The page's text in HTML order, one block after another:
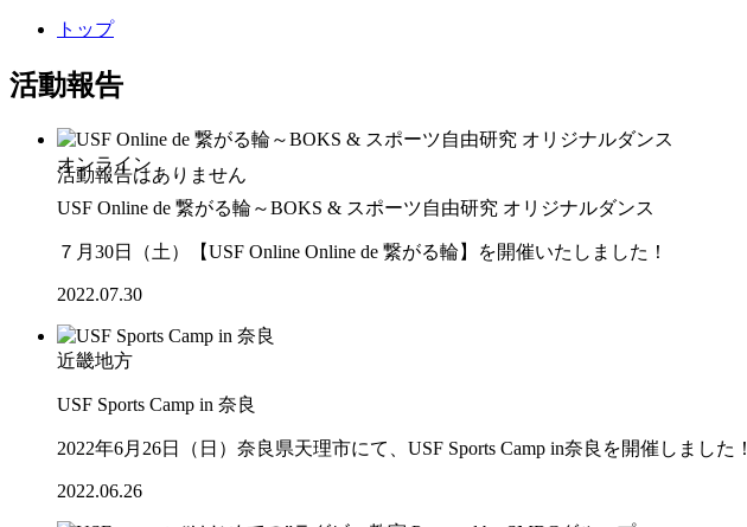
トップ
活動報告
オンライン
USF Online de 繋がる輪～BOKS & スポーツ自由研究 オリジナルダンス
７月30日（土）【USF Online Online de 繋がる輪】を開催いたしました！
2022.07.30
近畿地方
USF Sports Camp in 奈良
2022年6月26日（日）奈良県天理市にて、USF Sports Camp in奈良を開催しました！
2022.06.26